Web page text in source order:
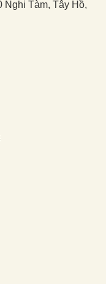
Nghi Tàm, Tây Hồ,